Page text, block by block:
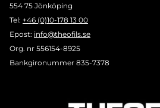
554 75 Jönköping
Tel: +46 (0)10-178 13 00
Epost: info@theofils.se
Org. nr 556154-8925
Bankgironummer 835-7378